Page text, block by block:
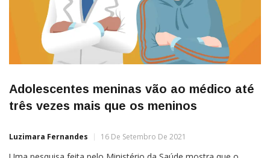
Adolescentes meninas vão ao médico até
três vezes mais que os meninos
Luzimara Fernandes 16 De Setembro De 2021